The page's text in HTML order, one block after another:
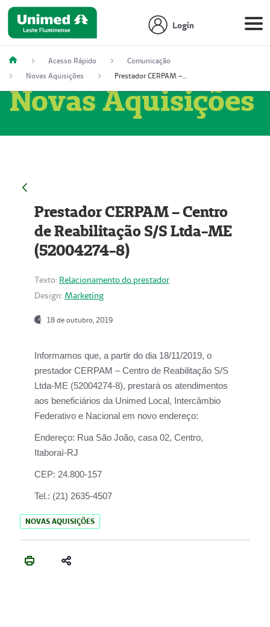
Login
Acesso Rápido
Comunicação
Novas Aquisições
Prestador CERPAM – Centro de Reabilitação S/S Ltda-ME (52004274-8)
Novas Aquisições
Prestador CERPAM – Centro
de Reabilitação S/S Ltda-ME
(52004274-8)
Texto: Relacionamento do prestador
Design: Marketing
18 de outubro, 2019
Informamos que, a partir do dia 18/11/2019, o
prestador CERPAM – Centro de Reabilitação S/S
Ltda-ME (52004274-8), prestará os atendimentos
aos beneficiários da Unimed Local, Intercâmbio
Federativo e Nacional em novo endereço:
Endereço: Rua São João, casa 02, Centro,
Itaboraí-RJ
CEP: 24.800-157
Tel.: (21) 2635-4507
NOVAS AQUISIÇÕES